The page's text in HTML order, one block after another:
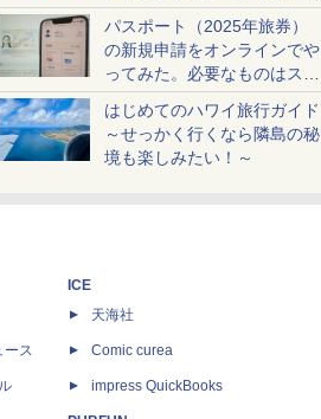
配・来場前に必要な準備は？
パスポート（2025年旅券）
の新規申請をオンラインでや
ってみた。必要なものはスマ
ホとマイナカードのみ
はじめてのハワイ旅行ガイド
～せっかく行くなら隣島の秘
境も楽しみたい！～
ース
ICE
天海社
Comic curea
impress QuickBooks